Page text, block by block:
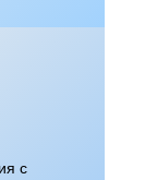
с